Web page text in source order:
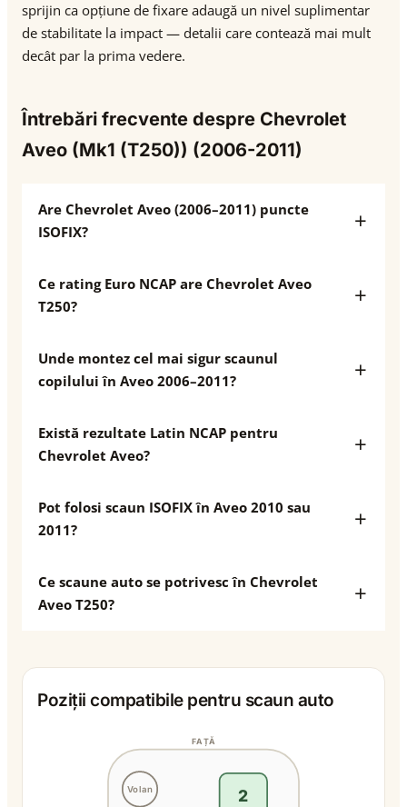
sprijin ca opțiune de fixare adaugă un nivel suplimentar
de stabilitate la impact — detalii care contează mai mult
decât par la prima vedere.
Întrebări frecvente despre Chevrolet
Aveo (Mk1 (T250)) (2006-2011)
Are Chevrolet Aveo (2006–2011) puncte
ISOFIX?
Ce rating Euro NCAP are Chevrolet Aveo
T250?
Unde montez cel mai sigur scaunul
copilului în Aveo 2006–2011?
Există rezultate Latin NCAP pentru
Chevrolet Aveo?
Pot folosi scaun ISOFIX în Aveo 2010 sau
2011?
Ce scaune auto se potrivesc în Chevrolet
Aveo T250?
Poziții compatibile pentru scaun auto
Volan
FAȚĂ
2